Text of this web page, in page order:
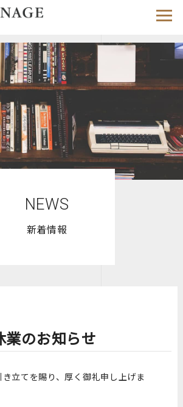
NEWS
新着情報
業のお知らせ
立てを賜り、厚く御礼申し上げま